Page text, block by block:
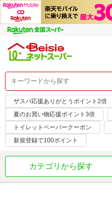
ザスパ応援ありがとうポイント2倍
夏のお買い物応援ポイント3倍
トイレットペーパークーポン
新規登録で100ポイント
カテゴリから探す